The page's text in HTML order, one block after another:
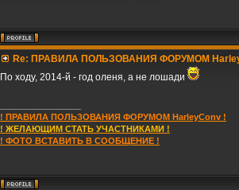
Re: ПРАВИЛА ПОЛЬЗОВАНИЯ ФОРУМОМ
По ходу, 2014-й - год оленя, а не лошади
! ПРАВИЛА ПОЛЬЗОВАНИЯ ФОРУМОМ HarleyConv !
! ЖЕЛАЮЩИМ СТАТЬ УЧАСТНИКАМИ !
! ФОТО ВСТАВИТЬ В СООБЩЕНИЕ !